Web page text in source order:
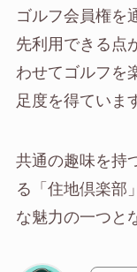
ゴルフ会員権を
先利用できる点
わせてゴルフを
足度を得ていま
共通の趣味を持
る「住地倶楽部
な魅力の一つと